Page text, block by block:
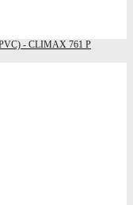
PVC) - CLIMAX 761 P